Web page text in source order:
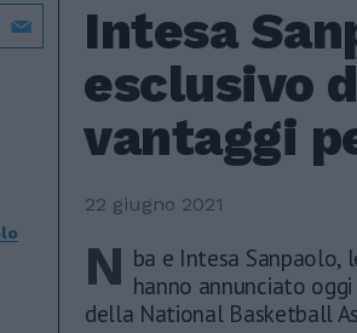
Intesa
esclusivo
vantaggi
22 giugno 2021
N ba e Intesa Sanpaolo,
hanno annunciato
della National Basketball